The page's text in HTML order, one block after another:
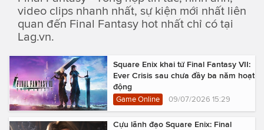
video clips nhanh nhất, sự kiện mới nhất liên
quan đến Final Fantasy hot nhất chỉ có tại
Lag.vn.
Square Enix khai tử Final Fantasy VII:
Ever Crisis sau chưa đầy ba năm hoạt
động
Game Online 09/07/2026 15:29
Cựu lãnh đạo Square Enix: Final